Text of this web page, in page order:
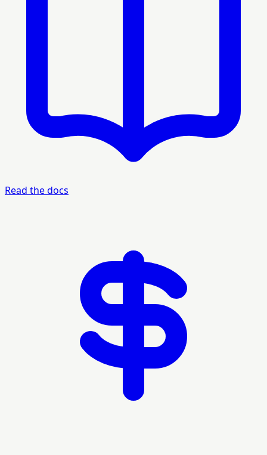
Read the docs